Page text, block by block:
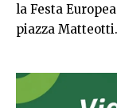
la Festa
piazza Matteotti.